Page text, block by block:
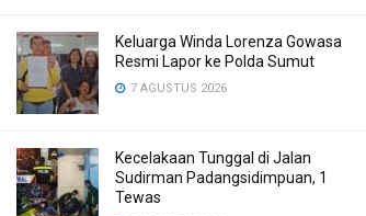
Keluarga Winda Lorenza Gowasa
Resmi Lapor ke Polda Sumut
7 AGUSTUS 2026
Kecelakaan Tunggal di Jalan
Sudirman Padangsidimpuan, 1
Tewas